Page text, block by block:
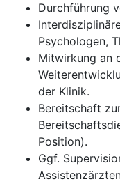
Durchführung
Psychologen,
Mitwirkung an
der Klinik.
Bereitschaft
Position).
Ggf.